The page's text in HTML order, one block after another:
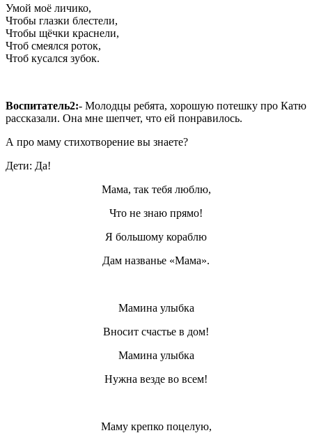
Умой моё личико,
Чтобы глазки блестели,
Чтобы щёчки краснели,
Чтоб смеялся роток,
Чтоб кусался зубок.
Воспитатель2:- Молодцы ребята, хорошую потешку про Катю
рассказали. Она мне шепчет, что ей понравилось.
А про маму стихотворение вы знаете?
Дети: Да!
Мама, так тебя люблю,
Что не знаю прямо!
Я большому кораблю
Дам названье «Мама».
Мамина улыбка
Вносит счастье в дом!
Мамина улыбка
Нужна везде во всем!
Маму крепко поцелую,